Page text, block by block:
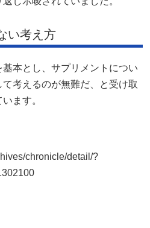
い考え方
本とし、サプリメントについ
考えるのが無難だ、と受け取
ます。
chronicle/detail/?